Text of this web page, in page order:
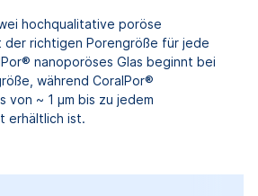
hochqualitative poröse
der richtigen Porengröße für jede
nanoporöses Glas beginnt bei
während CoralPor®
von ~ 1 μm bis zu jedem
erhältlich ist.